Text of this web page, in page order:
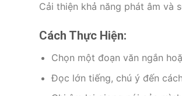
Cải thiện khả năng phát âm và
Cách Thực Hiện:
Chọn một đoạn văn ngắn
Đọc lớn tiếng, chú ý đến